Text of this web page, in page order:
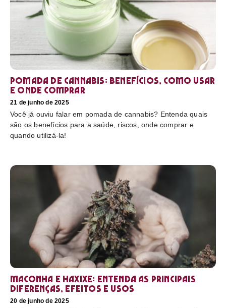
Pomada de cannabis: Benefícios, como usar
e onde comprar
21 de junho de 2025
Você já ouviu falar em pomada de cannabis? Entenda quais
são os benefícios para a saúde, riscos, onde comprar e
quando utilizá-la!
Maconha e haxixe: entenda as principais
diferenças, efeitos e usos
20 de junho de 2025